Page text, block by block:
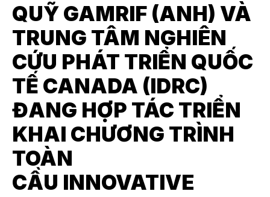
QUỸ GAMRIF (ANH) VÀ
TRUNG TÂM NGHIÊN
CỨU PHÁT TRIỂN QUỐC
TẾ CANADA (IDRC)
ĐANG HỢP TÁC TRIỂN
KHAI CHƯƠNG TRÌNH
TOÀN
CẦU INNOVATIVE